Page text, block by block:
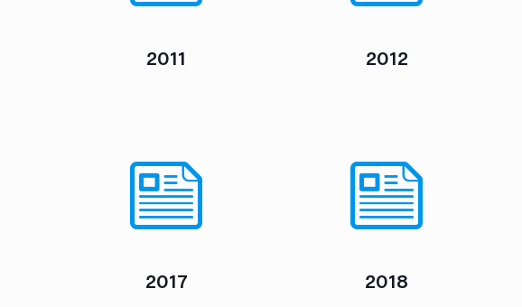
2011 2012
2017 2018